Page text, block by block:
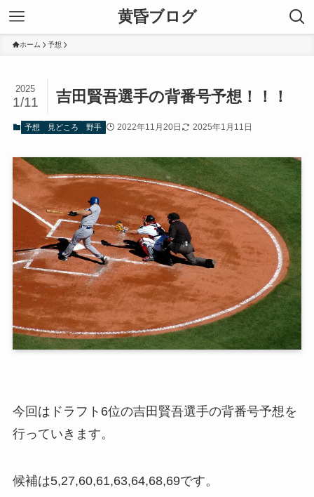
黄昏ブログ
ホーム 予想
吉田賢吾選手の背番号予想！！！
2025
1/11
予想 見どころ 野手 2022年11月20日 2025年1月11日
今回はドラフト6位の吉田賢吾選手の背番号予想を
行っていきます。
候補は5,27,60,61,63,64,68,69です。